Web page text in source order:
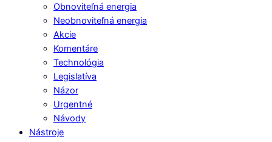
Obnoviteľná energia
Neobnoviteľná energia
Akcie
Komentáre
Technológia
Legislatíva
Názor
Urgentné
Návody
Nástroje